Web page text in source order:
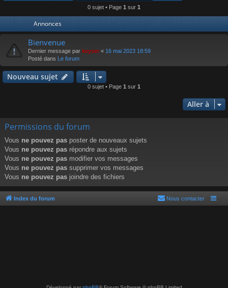
r
0 sujet • Page 1 sur 1
Annonces
Bienvenue
Dernier message par keyser « 16 mai 2023 18:59
Posté dans Le forum
Nouveau sujet
0 sujet • Page 1 sur 1
Aller à
Permissions du forum
Vous ne pouvez pas poster de nouveaux sujets
Vous ne pouvez pas répondre aux sujets
Vous ne pouvez pas modifier vos messages
Vous ne pouvez pas supprimer vos messages
Vous ne pouvez pas joindre des fichiers
Index du forum Nous contacter